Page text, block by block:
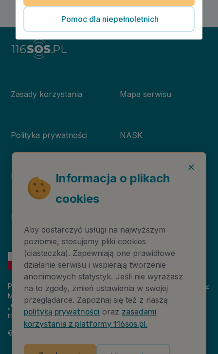
1/1
Zasady korzystania
Polityka prywatności
Deklaracja dostępności
Prawa autorskie
Mapa serwisu
NASK
Niebieska Linia
Platforma 116sos.pl jest finansowana z budżetu państwa, przez
Ministerstwo Cyfryzacji. Nazwa zadania publicznego:
„Człowiek w kryzysie – platforma wiedzy i komunikacji –
rozwój wsparcia”. Wartość projektu: 18 884 808,00 zł.
©
Informacja o plikach
cookies
Aby dostarczyć usługi na najwyższym
poziomie, stosujemy pliki cookies
(ciasteczka). Zapewniają one prawidłowe
działanie serwisu i wspierają tworzenie
anonimowych statystyk. Jeśli nie wyrażasz
na to zgody, zmień ustawienia w swojej
przeglądarce. Zapoznaj się też z naszą
polityką prywatności oraz zasadami
korzystania z platformy 116sos.pl.
Pomoc dla niepełnoletnich